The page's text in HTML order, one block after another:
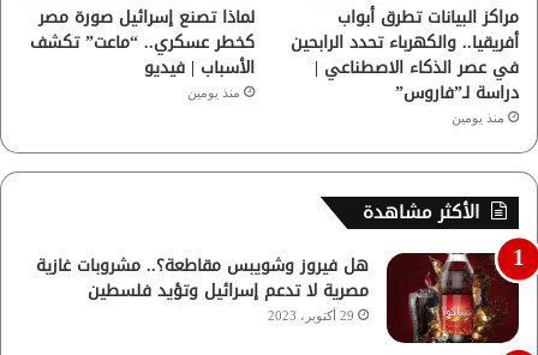
مراكز البيانات تطرق أبواب
أفريقيا.. والكهرباء تحدد الرابحين
في عصر الذكاء الاصطناعي |
دراسة لـ”فاروس”
منذ يومين
لماذا تصنع إسرائيل صورة مصر
كخطر عسكري.. “ماعت” تكشف
الأسباب | فيديو
منذ يومين
الأكثر مشاهدة
هل فيروز وشويبس مقاطعة؟.. مشروبات غازية
مصرية لا تدعم إسرائيل وتؤيد فلسطين
29 أكتوبر، 2023